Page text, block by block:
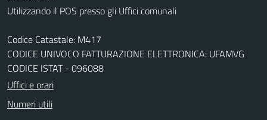
Utilizzando il POS presso gli Uffici comunali
Codice Catastale: M417
CODICE UNIVOCO FATTURAZIONE ELETTRONICA: UFAMVG
CODICE ISTAT - 096088
Uffici e orari
Numeri utili